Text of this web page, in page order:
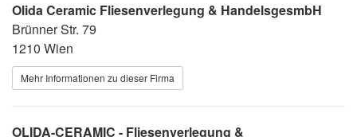
Olida Ceramic Fliesenverlegung & HandelsgesmbH
Brünner Str. 79
1210 Wien
Mehr Informationen zu dieser Firma
OLIDA-CERAMIC - Fliesenverlegung &